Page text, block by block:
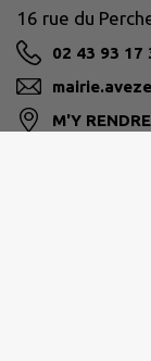
16 rue du
02 43 93 17
M'Y RENDRE